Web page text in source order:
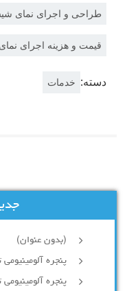
طراحی و اجرای نمای
قیمت و هزینه اجرای
دسته: خدمات
(بدون عنوان)
پنجره
پنجره